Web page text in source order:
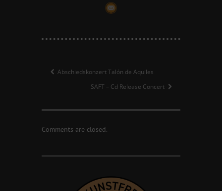
Abschiedskonzert Talón de Aquiles
SAFT – Cd Release Concert
Comments are closed.